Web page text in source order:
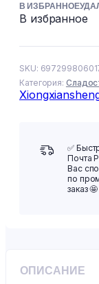
В ИЗБРАННОЕ
В избранное
SKU:
Категория:
✅
Почта
Вас
по
заказ
ОПИСАНИЕ